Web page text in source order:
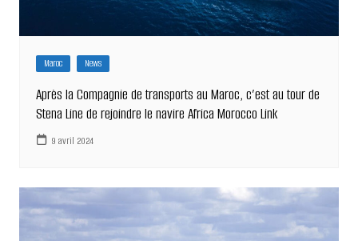
Maroc News
Après la Compagnie de transports au Maroc, c’est au tour de
Stena Line de rejoindre le navire Africa Morocco Link
9 avril 2024